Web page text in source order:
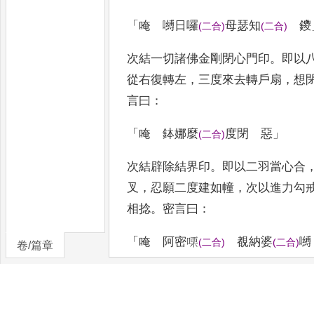
卷/篇章
「 唵 嚩日囉(二合)母瑟知(二合) 鑁
次結一切諸佛金剛閉心門印。 即以
從右復轉左 ，三度來去轉戶扇 ，想
言曰 ：
「 唵 鉢娜麼(二合)度閉 惡 」
次結辟除結界印。 即以二羽當心合
叉 ，忍願二度建如幢 ， 次以進力勾
相捻。 密言曰 ：
「 唵 阿密㗚(二合) 覩納婆(二合)